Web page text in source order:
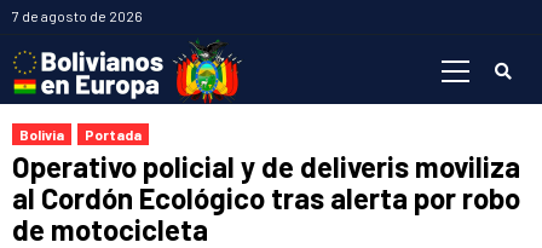
Saltar
contenido
7 de agosto de 2026
Bolivia Portada
Operativo policial y de deliveris moviliza
al Cordón Ecológico tras alerta por robo
de motocicleta